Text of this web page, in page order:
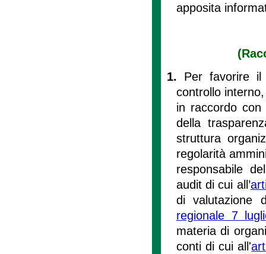
apposita
1. Per favorire il
controllo
in raccordo con
della
struttura
regolarità
responsabile
audit di cui all’
di valutazione
regionale 7
materia di
conti di cui all'